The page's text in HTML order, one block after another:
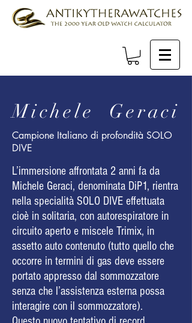
Michele Geraci
Campione Italiano di profondità SOLO
DIVE
L’immersione affrontata 2 anni fa da
Michele Geraci, denominata DiP1, rientra
nella specialità SOLO DIVE effettuata
cioè in solitaria, con autorespiratore in
circuito aperto e miscele Trimix, in
assetto auto contenuto (tutto quello che
occorre in termini di gas deve essere
portato appresso dal sommozzatore
senza che l’assistenza esterna possa
interagire con il sommozzatore).